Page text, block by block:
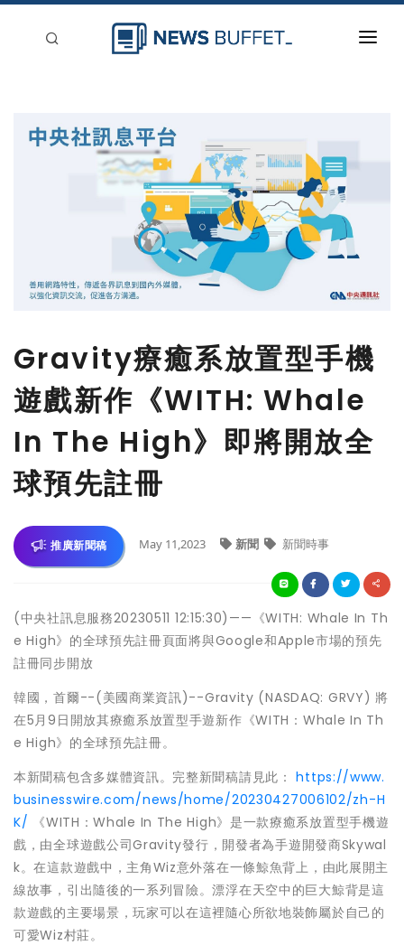
Gravity療癒系放置型手機
遊戲新作《WITH: Whale
In The High》即將開放全
球預先註冊
推廣新聞稿 May 11,2023 新聞 新聞時事
(中央社訊息服務20230511 12:15:30)——《WITH: Whale In Th
e High》的全球預先註冊頁面將與Google和Apple市場的預先
註冊同步開放
韓國，首爾--(美國商業資訊)--Gravity (NASDAQ: GRVY) 將
在5月9日開放其療癒系放置型手遊新作《WITH：Whale In Th
e High》的全球預先註冊。
本新聞稿包含多媒體資訊。完整新聞稿請見此：https://www.
businesswire.com/news/home/20230427006102/zh-H
K/ 《WITH：Whale In The High》是一款療癒系放置型手機遊
戲，由全球遊戲公司Gravity發行，開發者為手遊開發商Skywal
k。在這款遊戲中，主角Wiz意外落在一條鯨魚背上，由此展開主
線故事，引出隨後的一系列冒險。漂浮在天空中的巨大鯨背是這
款遊戲的主要場景，玩家可以在這裡隨心所欲地裝飾屬於自己的
可愛Wiz村莊。